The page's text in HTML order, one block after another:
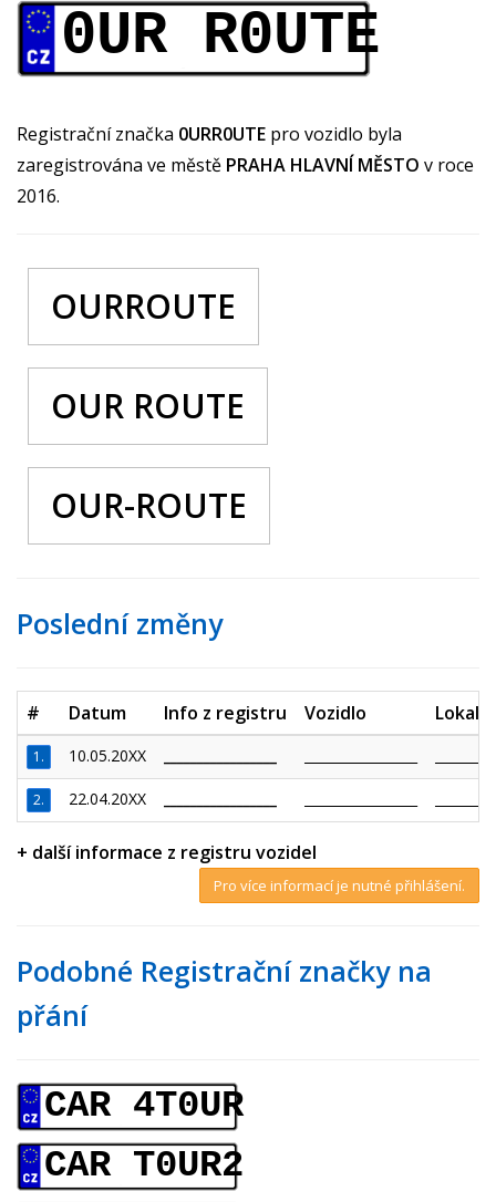
0UR R0UTE
Registrační značka 0URR0UTE pro vozidlo byla
zaregistrována ve městě PRAHA HLAVNÍ MĚSTO v roce
2016.
OURROUTE
OUR ROUTE
OUR-ROUTE
Poslední změny
# Datum Info z registru Vozidlo
1. 10.05.20XX
2. 22.04.20XX
+ další informace z registru vozidel
Pro více informací je nutné přihlášení.
Podobné Registrační značky na
přání
CAR 4T0UR
CAR T0UR2